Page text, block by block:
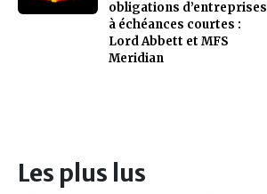
obligations d’entreprises
à échéances courtes :
Lord Abbett et MFS
Meridian
Les plus lus